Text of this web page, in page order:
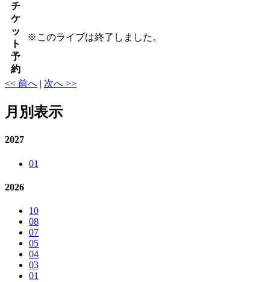
チ
ケ
ッ
ト
予
約
※ このライブは終了しました。
<< 前へ | 次へ >>
月別表示
2027
01
2026
10
08
07
05
04
03
01